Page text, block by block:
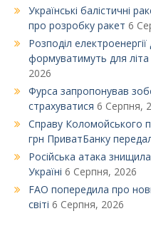
Українські балістичні
про розробку ракет 6
Розподіл
формуватимуть для
2026
Фурса запропонував
страхуватися 6 Серпня,
Справу Коломойського
грн ПриватБанку
Російська атака
Україні 6 Серпня, 2026
FAO попередила про
світі 6 Серпня, 2026